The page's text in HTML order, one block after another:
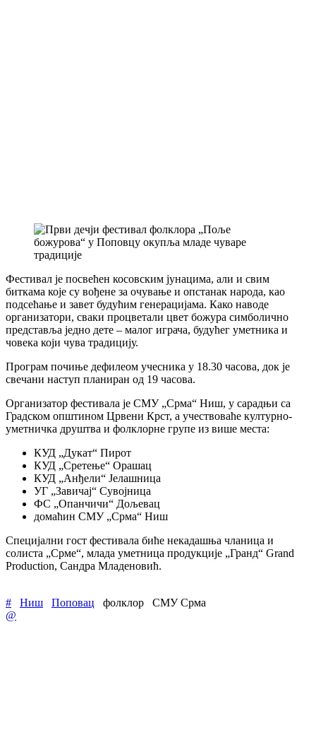
Фестивал је посвећен косовским јунацима, али и свим
биткама које су вођене за очување и опстанак народа, као
подсећање и завет будућим генерацијама. Како наводе
организатори, сваки процветали цвет божура симболично
представља једно дете – малог играча, будућег уметника и
човека који чува традицију.
Програм почиње дефилеом учесника у 18.30 часова, док је
свечани наступ планиран од 19 часова.
Организатор фестивала је СМУ „Срма“ Ниш, у сарадњи са
Градском општином Црвени Крст, а учествоваће културно-
уметничка друштва и фолклорне групе из више места:
КУД „Дукат“ Пирот
КУД „Сретење“ Орашац
КУД „Анђели“ Јелашница
УГ „Завичај“ Сувојница
ФС „Опанчичи“ Дољевац
домаћин СМУ „Срма“ Ниш
Специјални гост фестивала биће некадашња чланица и
солиста „Срме“, млада уметница продукције „Гранд“ Grand
Production, Сандра Младеновић.
# Ниш Поповац фолклор
СМУ Срма
@